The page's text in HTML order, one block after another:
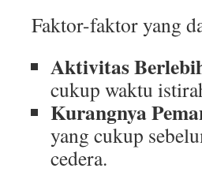
Faktor-faktor yang
Aktivitas
cukup waktu
Kurangnya
yang cukup
cedera.